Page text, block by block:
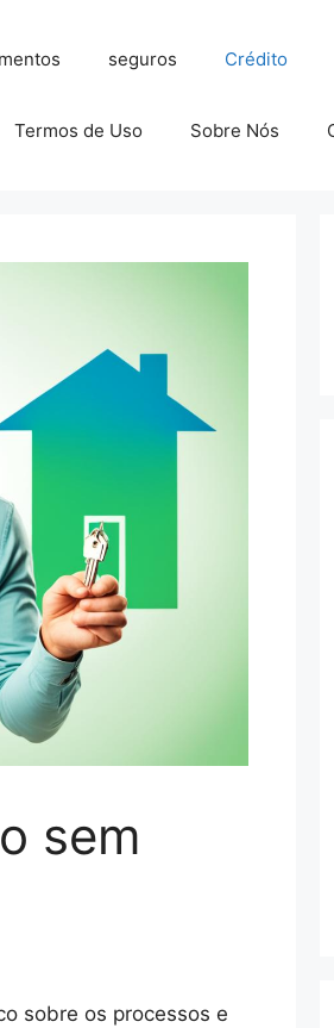
seguros Crédito
Termos de Uso Sobre Nós
sem
sobre os processos e